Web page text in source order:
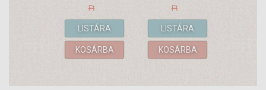
Ft
LISTÁRA
KOSÁRBA
Ft
LISTÁRA
KOSÁRBA